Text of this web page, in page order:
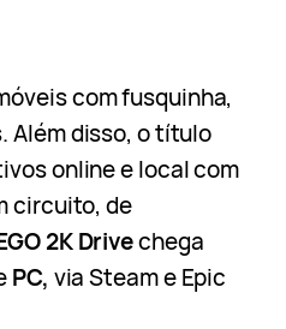
com fusquinha,
Além disso, o título
online e local com
circuito, de
2K Drivechega
PC, via Steam e Epic